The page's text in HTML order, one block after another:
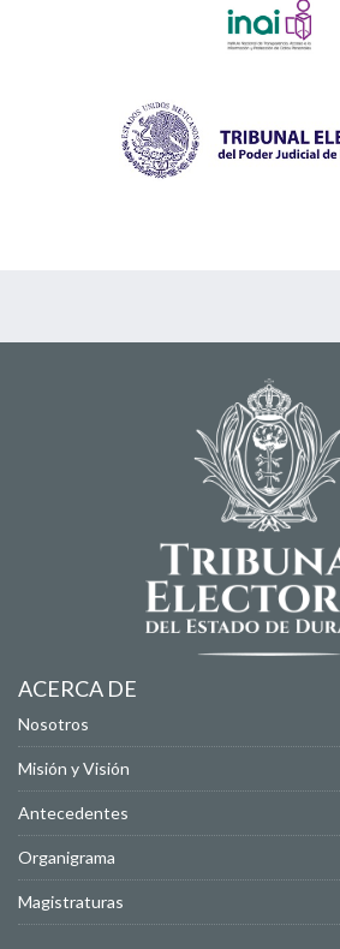
ACERCA DE
Nosotros
Misión y Visión
Antecedentes
Organigrama
Magistraturas